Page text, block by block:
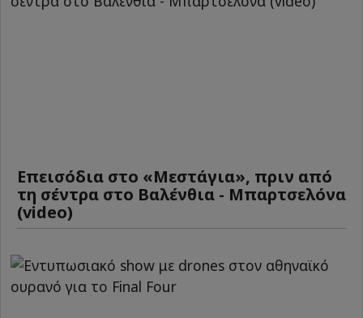
Επεισόδια στο «Μεστάγια», πριν από
τη σέντρα στο Βαλένθια - Μπαρτσελόνα
(video)